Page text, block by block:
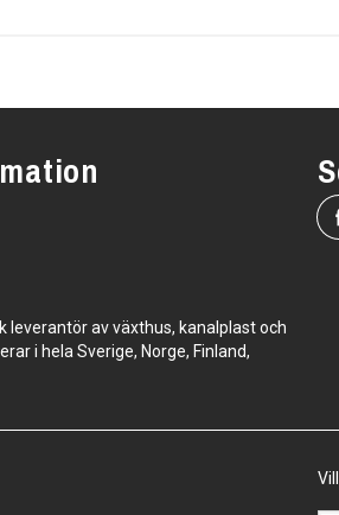
leverantör av växthus, kanalplast och
i hela Sverige, Norge, Finland,